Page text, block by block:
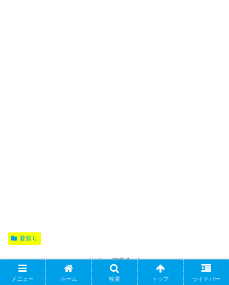
夏祭り
シェアする
メニュー ホーム 検索 トップ サイドバー